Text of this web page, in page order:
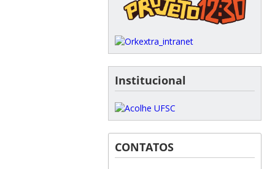
Institucional
CONTATOS